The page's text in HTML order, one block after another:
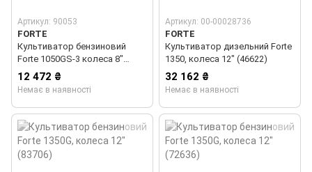
Артикул: 90053
FORTE
Культиватор бензиновий
Forte 1050GS-3 колеса 8"
(90053)
12 472 ₴
Немає в наявності
Артикул: 00-00028736
FORTE
Культиватор дизельний Forte
1350, колеса 12" (46622)
32 162 ₴
Немає в наявності